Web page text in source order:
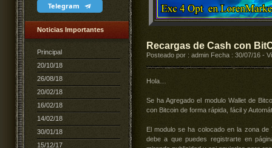
Telegram
Noticias Importantes
Principal
20/10/18
26/08/18
20/02/18
16/02/18
14/02/18
30/01/18
15/12/17
Recargas de Cash con
Posteado por : admin Fecha : 30/07/16 -
Hola…
Se ha Agregado el modulo Wallet de
con Bitcoin de forma rápida, fácil y
El modulo se ha colocado en la zona
debe a que puedes registrarte en